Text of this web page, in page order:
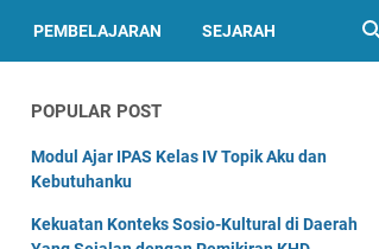
PEMBELAJARAN SEJARAH
POPULAR POST
Modul Ajar IPAS Kelas IV Topik Aku dan
Kebutuhanku
Kekuatan Konteks Sosio-Kultural di Daerah